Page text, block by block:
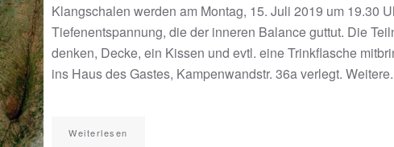
Klangschalen werden am Montag, 15. Juli 2019 um 19.30
Tiefenentspannung, die der inneren Balance guttut. Die
denken, Decke, ein Kissen und evtl. eine Trinkflasche
ins Haus des Gastes, Kampenwandstr. 36a verlegt.
Weiterlesen